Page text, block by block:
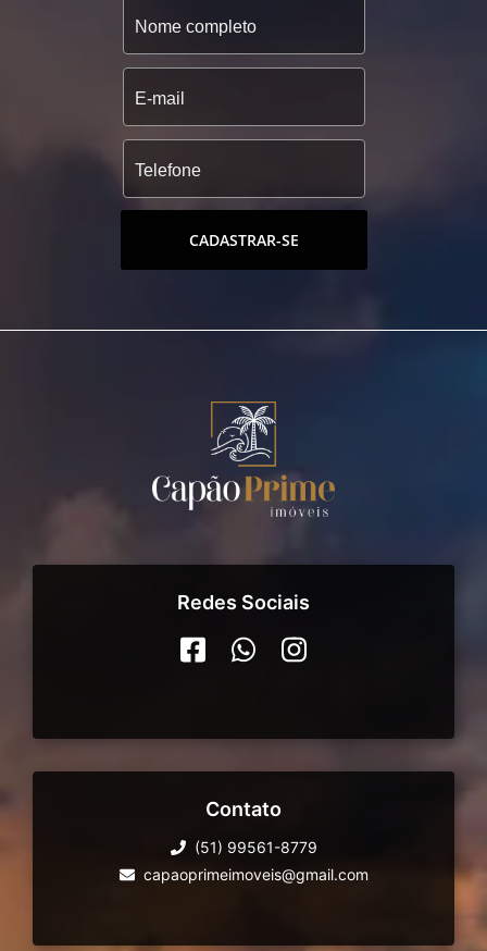
CADASTRAR-SE
Redes Sociais
Contato
(51) 99561-8779
capaoprimeimoveis@gmail.com